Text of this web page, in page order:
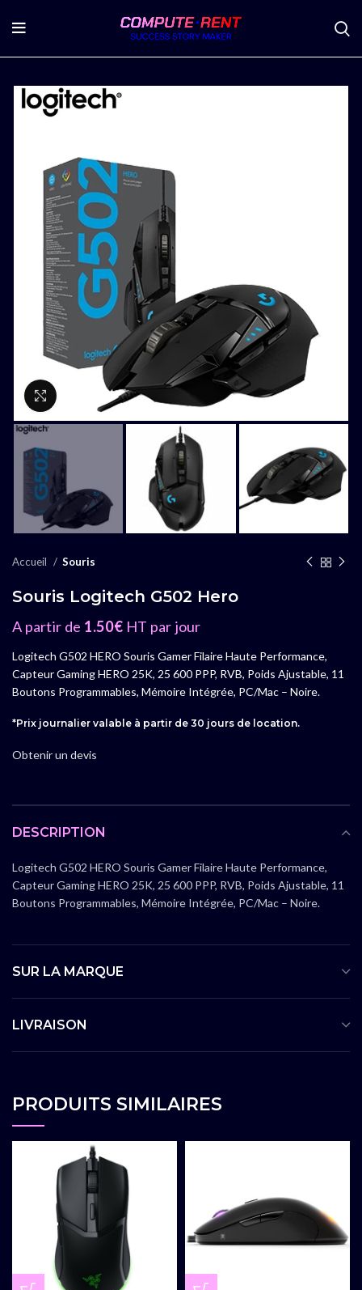
Accueil Souris
Souris Logitech G502 Hero
A partir de 1.50€ HT par jour
Logitech G502 HERO Souris Gamer Filaire Haute Performance,
Capteur Gaming HERO 25K, 25 600 PPP, RVB, Poids Ajustable, 11
Boutons Programmables, Mémoire Intégrée, PC/Mac – Noire.
*Prix journalier valable à partir de 30 jours de location.
Obtenir un devis
DESCRIPTION
Logitech G502 HERO Souris Gamer Filaire Haute Performance,
Capteur Gaming HERO 25K, 25 600 PPP, RVB, Poids Ajustable, 11
Boutons Programmables, Mémoire Intégrée, PC/Mac – Noire.
SUR LA MARQUE
LIVRAISON
PRODUITS SIMILAIRES